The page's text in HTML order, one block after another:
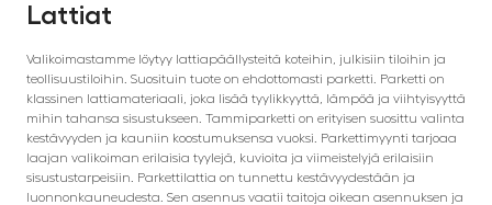
Lattiat
Valikoimastamme löytyy lattiapäällysteitä koteihin, julkisiin tiloihin ja
teollisuustiloihin. Suosituin tuote on ehdottomasti parketti. Parketti on
klassinen lattiamateriaali, joka lisää tyylikkyyttä, lämpöä ja viihtyisyyttä
mihin tahansa sisustukseen. Tammiparketti on erityisen suosittu valinta
kestävyyden ja kauniin koostumuksensa vuoksi. Parkettimyynti tarjoaa
laajan valikoiman erilaisia tyylejä, kuvioita ja viimeistelyjä erilaisiin
sisustustarpeisiin. Parkettilattia on tunnettu kestävyydestään ja
luonnonkauneudesta. Sen asennus vaatii taitoja oikean asennuksen ja